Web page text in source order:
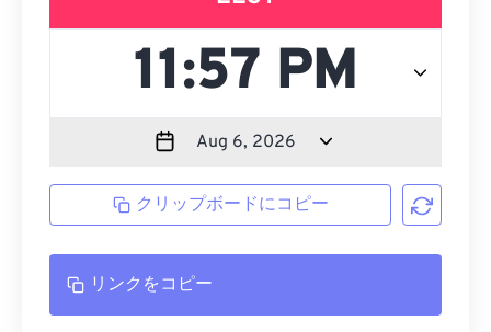
クリップボードにコピー
リンクをコピー